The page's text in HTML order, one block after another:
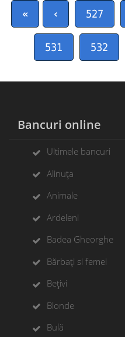
« ‹ 527
531 532
Bancuri online
Ultimele bancuri
Alinuța
Animale
Ardeleni
Badea Gheorghe
Bărbați si femei
Bețivi
Blonde
Bulă